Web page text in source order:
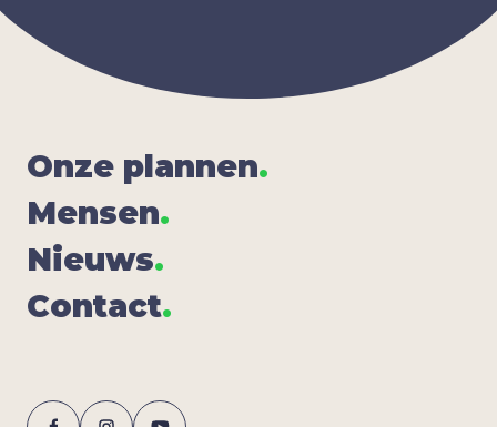
Onze plan­nen.
Men­sen.
Nieuws.
Con­tact.